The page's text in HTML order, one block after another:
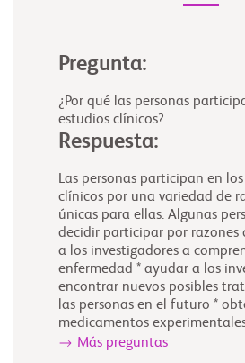
Pregunta:
¿Por qué las personas
estudios clínicos?
Respuesta:
Las personas participan en
clínicos por una variedad de
únicas para ellas. Algunas
decidir participar por razones
a los investigadores a
enfermedad * ayudar a los
encontrar nuevos posibles
las personas en el futuro *
medicamentos
Más preguntas